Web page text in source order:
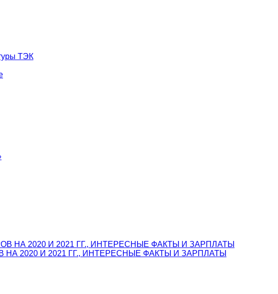
ТЭК
2020 И 2021 ГГ., ИНТЕРЕСНЫЕ ФАКТЫ И ЗАРПЛАТЫ